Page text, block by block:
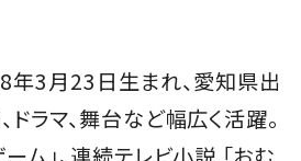
3月23日生まれ、愛知県出
ドラマ、舞台など幅広く活躍。